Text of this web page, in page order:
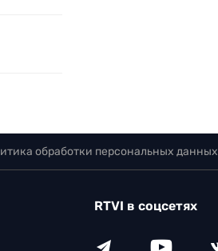
обработки персональных данных
RTVI в соцсетях